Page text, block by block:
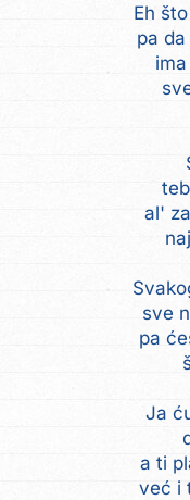
Eh
pa
al'
sve
pa
Ja
a ti
već i